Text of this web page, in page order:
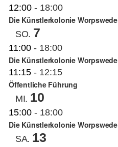
12:00 - 18:00
Die Künstlerkolonie Worpswede
SO. 7
11:00 - 18:00
Die Künstlerkolonie Worpswede
11:15 - 12:15
Öffentliche Führung
MI. 10
15:00 - 18:00
Die Künstlerkolonie Worpswede
SA. 13